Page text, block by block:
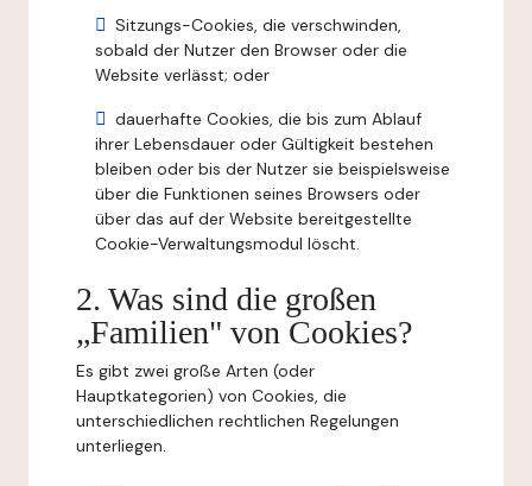
Sitzungs-Cookies, die verschwinden,
sobald der Nutzer den Browser oder die
Website verlässt; oder
dauerhafte Cookies, die bis zum Ablauf
ihrer Lebensdauer oder Gültigkeit bestehen
bleiben oder bis der Nutzer sie beispielsweise
über die Funktionen seines Browsers oder
über das auf der Website bereitgestellte
Cookie-Verwaltungsmodul löscht.
2. Was sind die großen
„Familien" von Cookies?
Es gibt zwei große Arten (oder
Hauptkategorien) von Cookies, die
unterschiedlichen rechtlichen Regelungen
unterliegen.